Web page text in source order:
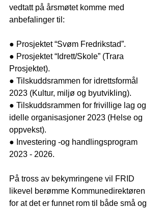
vedtatt på årsmøtet komme med
anbefalinger til:
● Prosjektet “Svøm Fredrikstad”.
● Prosjektet “Idrett/Skole” (Trara
Prosjektet).
● Tilskuddsrammen for idrettsformål
2023 (Kultur, miljø og byutvikling).
● Tilskuddsrammen for frivillige lag og
idelle organisasjoner 2023 (Helse og
oppvekst).
● Investering -og handlingsprogram
2023 - 2026.
På tross av bekymringene vil FRID
likevel berømme Kommunedirektøren
for at det er funnet rom til både små og